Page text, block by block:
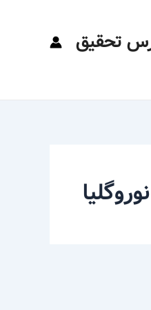
تحقیق